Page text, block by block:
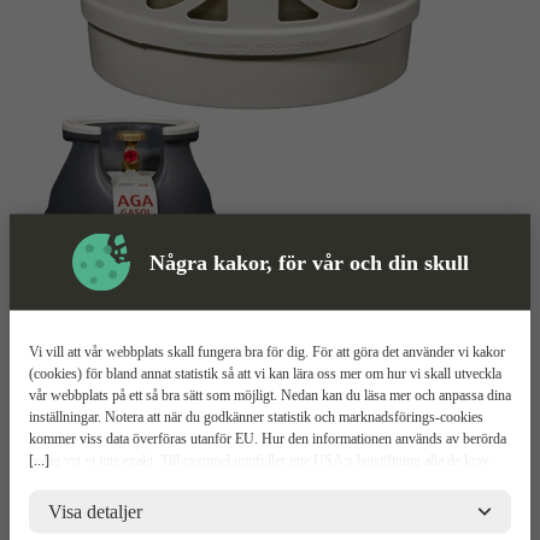
Några kakor, för vår och din skull
[...]
Vi vill att vår webbplats skall fungera bra för dig. För att göra det använder vi kakor
(cookies) för bland annat statistik så att vi kan lära oss mer om hur vi skall utveckla
vår webbplats på ett så bra sätt som möjligt. Nedan kan du läsa mer och anpassa dina
inställningar. Notera att när du godkänner statistik och marknadsförings-cookies
kommer viss data överföras utanför EU. Hur den informationen används av berörda
bolag vet vi inte exakt. Till exempel uppfyller inte USA:s lagstiftning alla de krav
risker för dina personuppgifter. De berörda bolagen måste lämna över uppgifter till
brottsbekämpande myndigheter i USA om de får en sådan begäran. Det kan dock
Visa detaljer
Gasbehållare Mer information
PC5
5 kg gasol